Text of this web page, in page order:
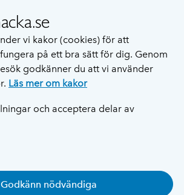
vi kakor (cookies) för att
på ett bra sätt för dig. Genom
godkänner du att vi använder
Läs mer om kakor
och acceptera delar av
Godkänn nödvändiga